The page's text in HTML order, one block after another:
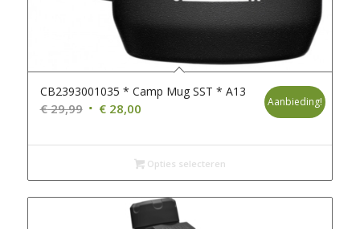
CB2393001035 * Camp Mug SST * A13
€29,99 Oorspronkelijke
was:
€28,00Huidige
is:
€ 28,00.
Aanbieding!
Opties selecteren